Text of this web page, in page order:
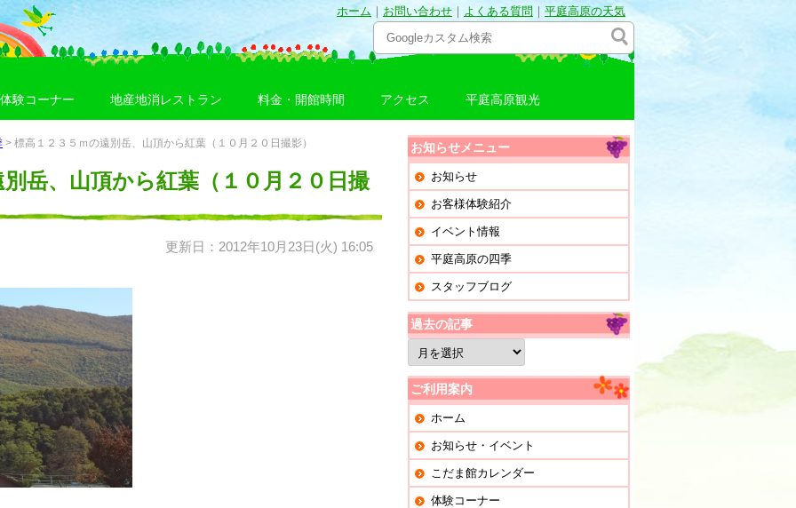
ホーム ｜ お問い合わせ ｜ よくある質問 ｜ 平庭高原の天気
体験コーナー 地産地消レストラン 料金・開館時間 アクセス 平庭高原観光
> 標高１２３５ｍの遠別岳、山頂から紅葉（１０月２０日撮影）
岳、山頂から紅葉（１０月２０日撮
更新日：2012年10月23日(火) 16:05
お知らせメニュー
お知らせ
お客様体験紹介
イベント情報
平庭高原の四季
スタッフブログ
過去の記事
過
去
の
記
事
ご利用案内
ホーム
お知らせ・イベント
こだま館カレンダー
体験コーナー